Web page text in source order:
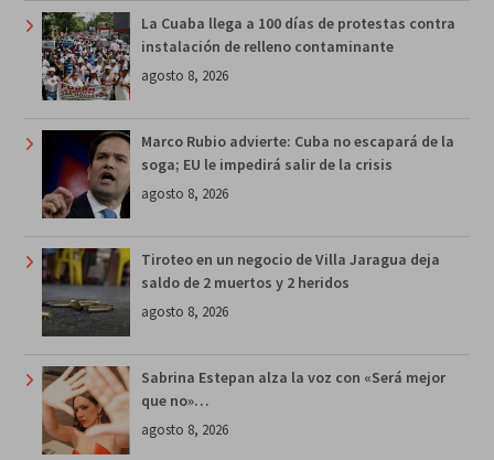
La Cuaba llega a 100 días de protestas contra
instalación de relleno contaminante
agosto 8, 2026
Marco Rubio advierte: Cuba no escapará de la
soga; EU le impedirá salir de la crisis
agosto 8, 2026
Tiroteo en un negocio de Villa Jaragua deja
saldo de 2 muertos y 2 heridos
agosto 8, 2026
Sabrina Estepan alza la voz con «Será mejor
que no»…
agosto 8, 2026